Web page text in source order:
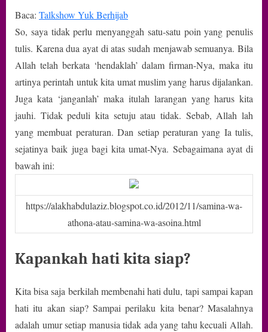
Baca: Talkshow Yuk Berhijab
So, saya tidak perlu menyanggah satu-satu poin yang penulis
tulis. Karena dua ayat di atas sudah menjawab semuanya. Bila
Allah telah berkata ‘hendaklah’ dalam firman-Nya, maka itu
artinya perintah untuk kita umat muslim yang harus dijalankan.
Juga kata ‘janganlah’ maka itulah larangan yang harus kita
jauhi. Tidak peduli kita setuju atau tidak. Sebab, Allah lah
yang membuat peraturan. Dan setiap peraturan yang Ia tulis,
sejatinya baik juga bagi kita umat-Nya. Sebagaimana ayat di
bawah ini:
https://alakhabdulaziz.blogspot.co.id/2012/11/samina-wa-
athona-atau-samina-wa-asoina.html
Kapankah hati kita siap?
Kita bisa saja berkilah membenahi hati dulu, tapi sampai kapan
hati itu akan siap? Sampai perilaku kita benar? Masalahnya
adalah umur setiap manusia tidak ada yang tahu kecuali Allah.